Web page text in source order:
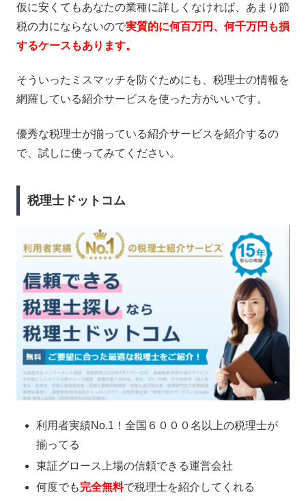
仮に安くてもあなたの業種に詳しくなければ、あまり節
税の力にならないので実質的に何百万円、何千万円も損
するケースもあります。
そういったミスマッチを防ぐためにも、税理士の情報を
網羅している紹介サービスを使った方がいいです。
優秀な税理士が揃っている紹介サービスを紹介するの
で、試しに使ってみてください。
税理士ドットコム
利用者実績No.1！全国６０００名以上の税理士が
揃ってる
東証グロース上場の信頼できる運営会社
何度でも完全無料で税理士を紹介してくれる